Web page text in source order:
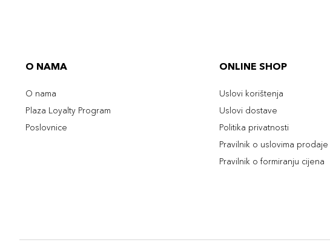
O NAMA
O nama
Plaza Loyalty Program
Poslovnice
ONLINE SHOP
Uslovi korištenja
Uslovi dostave
Politika privatnosti
Pravilnik o uslovima prodaje
Pravilnik o formiranju cijena